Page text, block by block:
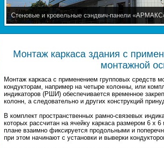
Стеновые и кровельные сэндвич-панели
Монтаж каркаса здания с
монтажной
Монтаж каркаса с применением групповых средств
кондукторам, например на четыре колонны, или
индикаторов (РШИ) обеспечивается временное
колонн, а следовательно и других конструкций
В комплект пространственных рамно-связевых
которых рассчитан на ячейку каркаса размером 6 х
плане взаимно фиксируется продольными и
при этом начинают с установки и выверки